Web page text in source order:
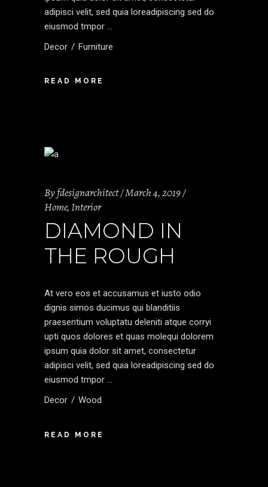
adipisci velit, sed quia loreadipiscing sed do
eiusmod tmpor
Decor
Furniture
READ MORE
Byfdesignarchitect March 4, 2019
Home,Interior
DIAMOND IN
THE ROUGH
At vero eos et accusamus et iusto odio
dignis simos ducimus qui blanditiis
praesentium voluptatu deleniti atque corryi
upti quos dolores et quas molequi dolorem
ipsum quia dolor sit amet, consectetur
adipisci velit, sed quia loreadipiscing sed do
eiusmod tmpor
Decor
Wood
READ MORE